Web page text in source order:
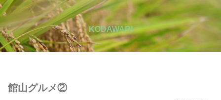
KODAWARI
館山グルメ②